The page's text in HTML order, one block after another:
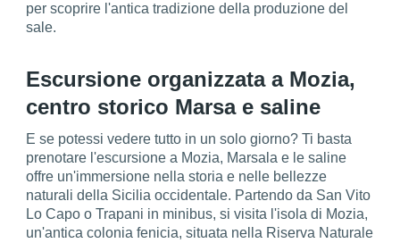
per scoprire l'antica tradizione della produzione del
sale.
Escursione organizzata a Mozia,
centro storico Marsa e saline
E se potessi vedere tutto in un solo giorno? Ti basta
prenotare l'escursione a Mozia, Marsala e le saline
offre un'immersione nella storia e nelle bellezze
naturali della Sicilia occidentale. Partendo da San Vito
Lo Capo o Trapani in minibus, si visita l'isola di Mozia,
un'antica colonia fenicia, situata nella Riserva Naturale